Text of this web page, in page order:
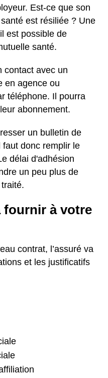
Est-ce que son
est résiliée ? Une
est possible de
santé.
contact avec un
en agence ou
téléphone. Il pourra
abonnement.
un bulletin de
donc remplir le
délai d'adhésion
un peu plus de
fournir à votre
contrat, l’assuré va
et les justificatifs